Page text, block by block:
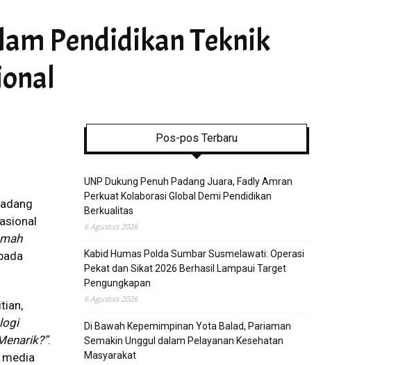
Pendidikan Teknik
.
media
Pos-pos Terbaru
UNP Dukung Penuh Padang Juara, Fadly Amran
Perkuat Kolaborasi Global Demi Pendidikan
Berkualitas
6 Agustus 2026
Kabid Humas Polda Sumbar Susmelawati: Operasi
Pekat dan Sikat 2026 Berhasil Lampaui Target
Pengungkapan
6 Agustus 2026
Di Bawah Kepemimpinan Yota Balad, Pariaman
Semakin Unggul dalam Pelayanan Kesehatan
Masyarakat